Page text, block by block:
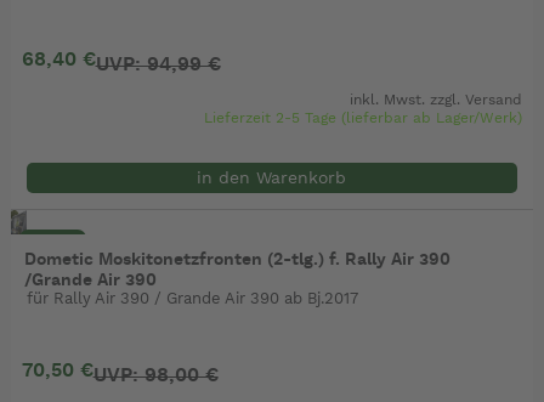
68,40 €UVP: 94,99 €
inkl. Mwst. zzgl.Versand
Lieferzeit 2-5 Tage (lieferbar ab Lager/Werk)
in den Warenkorb
Dometic Moskitonetzfronten (2-tlg.) f. Rally Air 390
/Grande Air 390
für Rally Air 390 / Grande Air 390 ab Bj.2017
70,50 €UVP: 98,00 €